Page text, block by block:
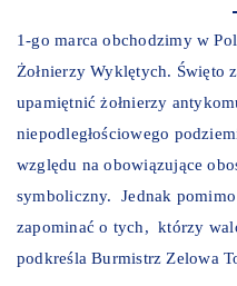
1-go marca obchodzimy w
Żołnierzy Wyklętych. Święto
upamiętnić żołnierzy
niepodległościowego
względu na obowiązujące
symboliczny. Jednak
zapominać o tych, którzy
podkreśla Burmistrz Zelowa